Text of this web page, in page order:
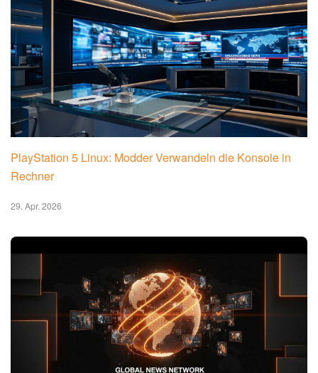
PlayStation 5 Linux: Modder Verwandeln die Konsole in
Rechner
29. Apr. 2026